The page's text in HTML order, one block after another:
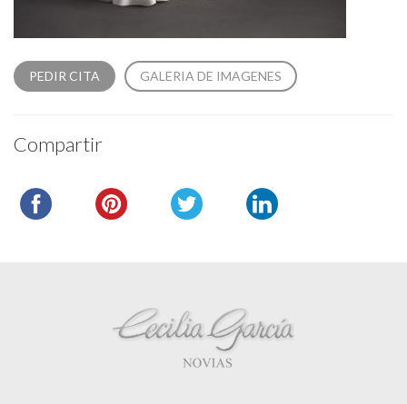
PEDIR CITA GALERIA DE IMAGENES
Compartir